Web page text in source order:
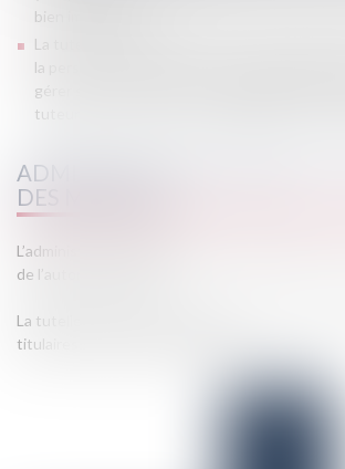
bien immobilier).
La tutelle est la mesure de protection la
la personne protégée perd sa capacité
gérer seule son bien et son patrimoine et est
tuteur pour tous les actes (administration,
ADMINISTRATION LÉGALE ET
DES MINEURS :
L’administration légale du mineur appartient
de l’autorité parentale.
La tutelle des mineurs s’impose lorsque celui-ci
titulaires de l’autorité parentale.